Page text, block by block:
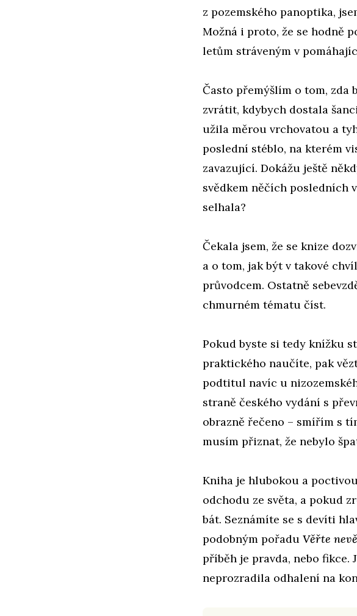
z pozemského panoptika,
Možná i proto, že se hodně
letům stráveným v
Často přemýšlím o tom, zda
zvrátit, kdybych dostala
užila měrou vrchovatou a
poslední stéblo, na kterém
zavazující. Dokážu ještě
svědkem něčích posledních
selhala?
Čekala jsem, že se knize
a o tom, jak být v takové
průvodcem. Ostatně
chmurném tématu číst.
Pokud byste si tedy knížku
praktického naučíte, pak
podtitul navíc u
straně českého vydání s
obrazně řečeno – smířím s
musím přiznat, že nebylo
Kniha je hlubokou a
odchodu ze světa, a pokud
bát. Seznámíte se s devíti
podobným pořadu Věřte
příběh je pravda, nebo fikce.
neprozradila odhalení na